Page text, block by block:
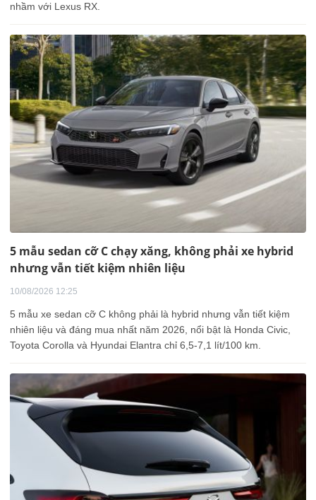
nhầm với Lexus RX.
5 mẫu sedan cỡ C chạy xăng, không phải xe hybrid
nhưng vẫn tiết kiệm nhiên liệu
10/08/2026 12:25
5 mẫu xe sedan cỡ C không phải là hybrid nhưng vẫn tiết kiệm
nhiên liệu và đáng mua nhất năm 2026, nổi bật là Honda Civic,
Toyota Corolla và Hyundai Elantra chỉ 6,5-7,1 lít/100 km.